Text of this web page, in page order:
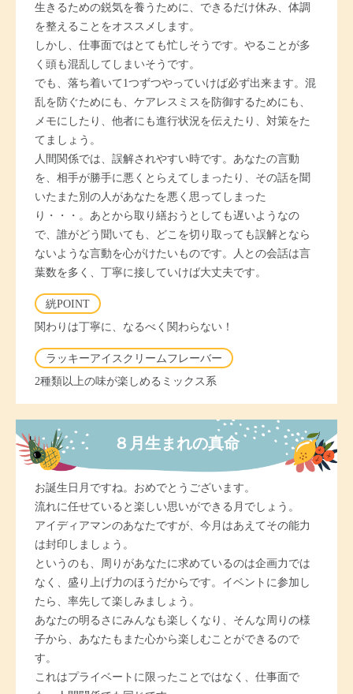
生きるための鋭気を養うために、できるだけ休み、体調
を整えることをオススメします。
しかし、仕事面ではとても忙しそうです。やることが多
く頭も混乱してしまいそうです。
でも、落ち着いて1つずつやっていけば必ず出来ます。混
乱を防ぐためにも、ケアレスミスを防御するためにも、
メモにしたり、他者にも進行状況を伝えたり、対策をた
てましょう。
人間関係では、誤解されやすい時です。あなたの言動
を、相手が勝手に悪くとらえてしまったり、その話を聞
いたまた別の人があなたを悪く思ってしまった
り・・・。あとから取り繕おうとしても遅いようなの
で、誰がどう聞いても、どこを切り取っても誤解となら
ないような言動を心がけたいものです。人との会話は言
葉数を多く、丁寧に接していけば大丈夫です。
絖POINT
関わりは丁寧に、なるべく関わらない！
ラッキーアイスクリームフレーバー
2種類以上の味が楽しめるミックス系
８月生まれの真命
お誕生日月ですね。おめでとうございます。
流れに任せていると楽しい思いができる月でしょう。
アイディアマンのあなたですが、今月はあえてその能力
は封印しましょう。
というのも、周りがあなたに求めているのは企画力では
なく、盛り上げ力のほうだからです。イベントに参加し
たら、率先して楽しみましょう。
あなたの明るさにみんなも楽しくなり、そんな周りの様
子から、あなたもまた心から楽しむことができるので
す。
これはプライベートに限ったことではなく、仕事面で